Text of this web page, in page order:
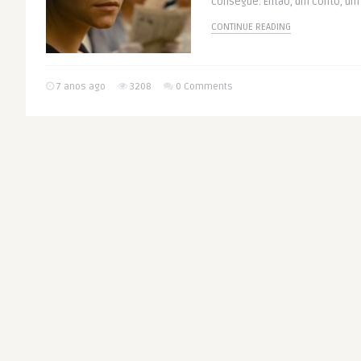
CONTINUE READING
7 anos ago 3208 0 Comments